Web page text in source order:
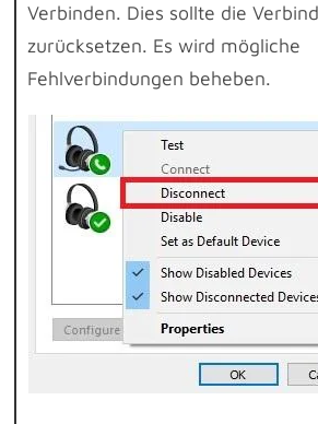
Verbinden. Dies sollte die
zurücksetzen. Es wird mögliche
Fehlverbindungen beheben.